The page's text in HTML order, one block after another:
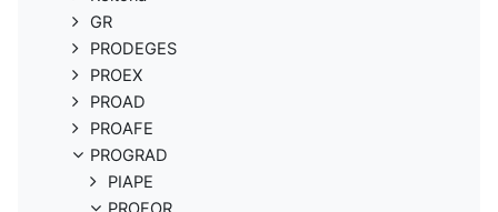
GR
PRODEGES
PROEX
PROAD
PROAFE
PROGRAD
PIAPE